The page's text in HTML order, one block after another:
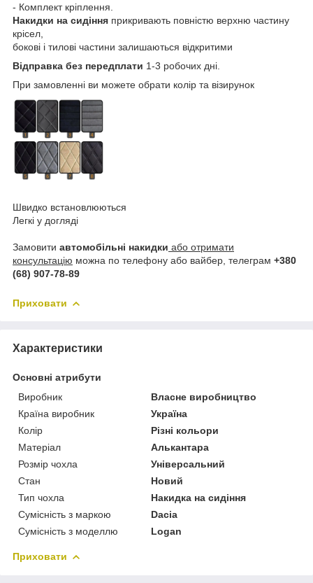
- Комплект кріплення.
Накидки на сидіння прикривають повністю верхню частину
крісел,
бокові і тилові частини залишаються відкритими
Відправка без передплати 1-3 робочих дні.
При замовленні ви можете обрати колір та візирунок
Швидко встановлюються
Легкі у догляді
Замовити автомобільні накидки або отримати
консультацію можна по телефону або вайбер, телеграм +380
(68) 907-78-89
Приховати
Характеристики
Основні атрибути
Виробник
Власне виробництво
Країна виробник
Україна
Колір
Різні кольори
Матеріал
Алькантара
Розмір чохла
Універсальний
Стан
Новий
Тип чохла
Накидка на сидіння
Сумісність з маркою
Dacia
Сумісність з моделлю
Logan
Приховати